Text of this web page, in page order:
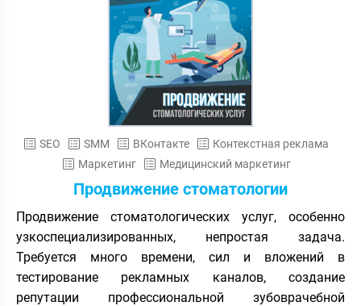
SEO SMM ВКонтакте
Контекстная реклама
Маркетинг
Медицинский маркетинг
Продвижение стоматологии
Продвижение стоматологических услуг, особенно
узкоспециализированных, непростая задача.
Требуется много времени, сил и вложений в
тестирование рекламных каналов, создание
репутации профессиональной зубоврачебной